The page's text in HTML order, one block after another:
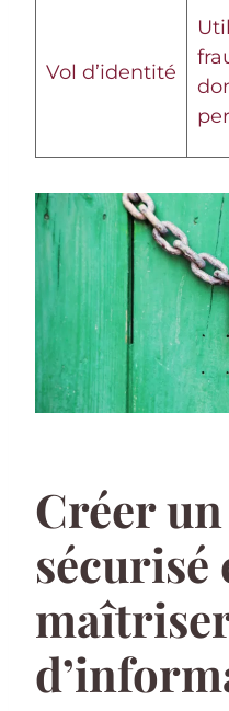
Vol d’identité
Créer
sécurisé